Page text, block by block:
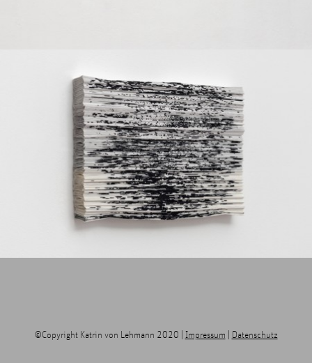
©Copyright Katrin von Lehmann 2020 | Impressum | Datenschutz